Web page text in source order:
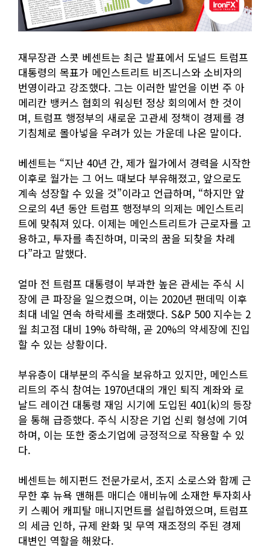
재무장관 스콧 베센트는 최근 발표에서 도널드 트럼프
대통령의 목표가 메인스트리트 비즈니스와 소비자의
번영이라고 강조했다. 그는 이러한 발언을 이번 주 아
메리칸 뱅커스 협회의 워싱턴 정상 회의에서 한 것이
며, 트럼프 행정부의 새로운 고관세 정책이 경제를 경
기침체로 몰아넣을 우려가 있는 가운데 나온 말이다.
베센트는 “지난 40년 간, 제가 월가에서 경력을 시작한
이후로 월가는 그 어느 때보다 부유해졌고, 앞으로도
계속 성장할 수 있을 것”이라고 언급하며, “하지만 앞
으로의 4년 동안 트럼프 행정부의 의제는 메인스트리
트에 맞춰져 있다. 이제는 메인스트리트가 근로자를 고
용하고, 투자를 촉진하며, 미국의 꿈을 되찾을 차례
다”라고 말했다.
얼마 전 트럼프 대통령이 부과한 높은 관세는 주식 시
장에 큰 파장을 일으켰으며, 이는 2020년 팬데믹 이후
최대 네일 연속 하락세를 초래했다. S&P 500 지수는 2
월 최고점 대비 19% 하락해, 곧 20%의 약세장에 진입
할 수 있는 상황이다.
부유층이 대부분의 주식을 보유하고 있지만, 메인스트
리트의 주식 참여는 1970년대의 개인 퇴직 계좌와 로
날드 레이건 대통령 재임 시기에 도입된 401(k)의 등장
을 통해 급증했다. 주식 시장은 기업 신뢰 형성에 기여
하며, 이는 또한 중소기업에 긍정적으로 작용할 수 있
다.
베센트는 헤지펀드 전문가로서, 조지 소로스와 함께 근
무한 후 뉴욕 맨해튼 매디슨 애비뉴에 소재한 투자회사
키 스퀘어 캐피탈 매니지먼트를 설립하였으며, 트럼프
의 세금 인하, 규제 완화 및 무역 재조정의 주된 경제
대변인 역할을 해왔다.